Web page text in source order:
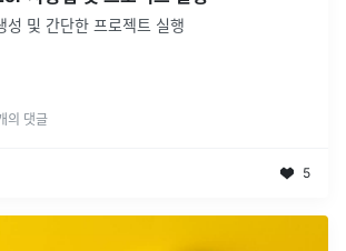
성 및 간단한 프로젝트 실행
의 댓글
5